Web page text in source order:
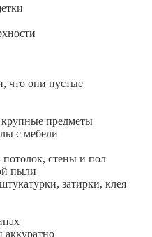
что они пустые
предметы
с мебели
стены и пол
пыли
затирки, клея
аккуратно